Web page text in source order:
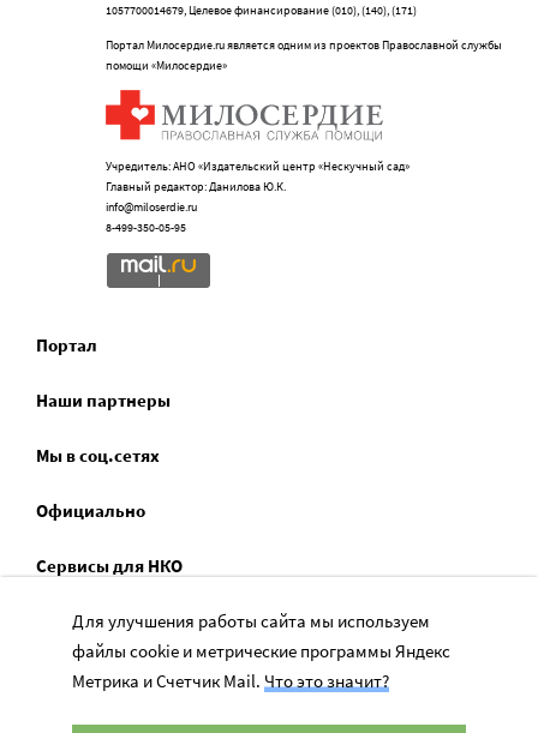
1057700014679, Целевое финансирование (010), (140), (171)
Портал Милосердие.ru является одним из проектов Православной службы
помощи «Милосердие»
Учредитель: АНО «Издательский центр «Нескучный сад»
Главный редактор: Данилова Ю.К.
info@miloserdie.ru
8-499-350-05-95
Портал
Наши партнеры
Мы в соц.сетях
Официально
Сервисы для НКО
Спецпроекты
Социальное служение
Для улучшения работы сайта мы используем
файлы cookie и метрические программы Яндекс
Метрика и Счетчик Mail. Что это значит?